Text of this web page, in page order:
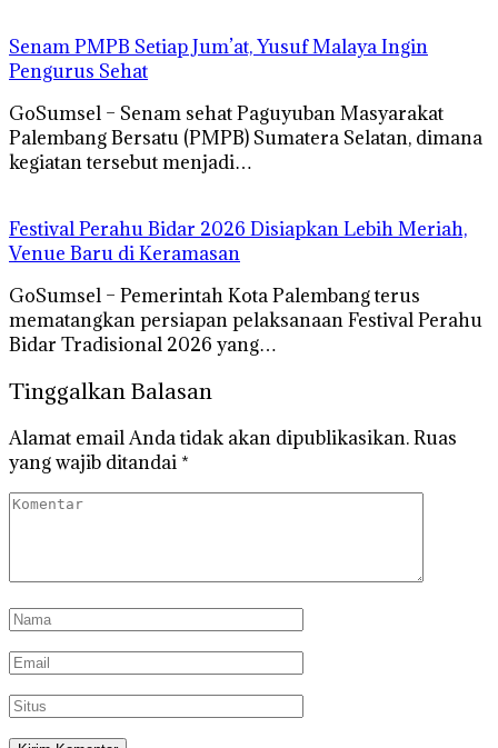
Senam PMPB Setiap Jum’at, Yusuf Malaya Ingin
Pengurus Sehat
GoSumsel – Senam sehat Paguyuban Masyarakat
Palembang Bersatu (PMPB) Sumatera Selatan, dimana
kegiatan tersebut menjadi…
Festival Perahu Bidar 2026 Disiapkan Lebih Meriah,
Venue Baru di Keramasan
GoSumsel – Pemerintah Kota Palembang terus
mematangkan persiapan pelaksanaan Festival Perahu
Bidar Tradisional 2026 yang…
Tinggalkan Balasan
Alamat email Anda tidak akan dipublikasikan.Ruas
yang wajib ditandai *